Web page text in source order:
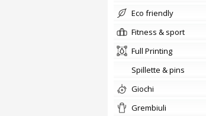
Eco friendly
fitness & sport
Full Printing
Spillette & pins
giochi
Grembiuli